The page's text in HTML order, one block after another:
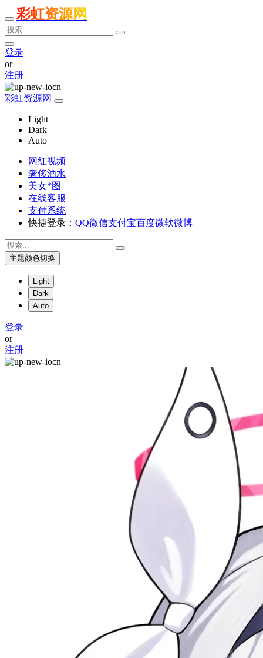
彩虹资源网
登录
or
注册
彩虹资源网
Light
Dark
Auto
网红视频
奢侈酒水
美女*图
在线客服
支付系统
快捷登录： QQ微信支付宝百度微软微博
主题颜色切换
Light
Dark
Auto
登录
or
注册